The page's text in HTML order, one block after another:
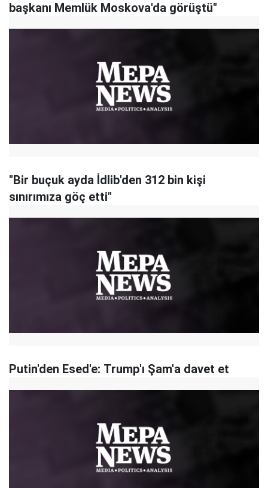
başkanı Memlük Moskova'da görüştü"
"Bir buçuk ayda İdlib'den 312 bin kişi
sınırımıza göç etti"
​Putin'den Esed'e: Trump'ı Şam'a davet et